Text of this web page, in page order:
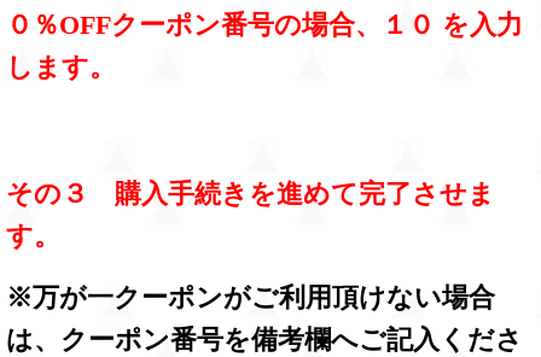
０％OFFクーポン番号の場合、１０ を入力
します。
その３ 購入手続きを進めて完了させま
す。
※万が一クーポンがご利用頂けない場合
は、クーポン番号を備考欄へご記入くださ